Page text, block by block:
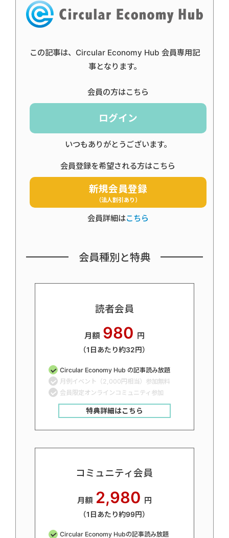
この記事は、Circular Economy Hub 会員専用記
事となります。
会員の方はこちら
ログイン
いつもありがとうございます。
会員登録を希望される方はこちら
新規会員登録
（法人割引あり）
会員詳細はこちら
会員種別と特典
読者会員
月額 980 円
（1日あたり約32円）
Circular Economy Hub の記事読み放題
月例イベント（2,000円相当）参加無料
会員限定オンラインコミュニティ参加
特典詳細はこちら
コミュニティ会員
月額 2,980 円
（1日あたり約99円）
Circular Economy Hubの記事読み放題